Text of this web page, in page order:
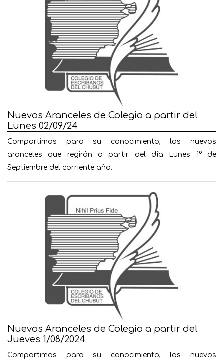
Nuevos Aranceles de Colegio a partir del
Lunes 02/09/24
Compartimos para su conocimiento, los nuevos
aranceles que regirán a partir del día Lunes 1° de
Septiembre del corriente año.
Nuevos Aranceles de Colegio a partir del
Jueves 1/08/2024
Compartimos para su conocimiento, los nuevos